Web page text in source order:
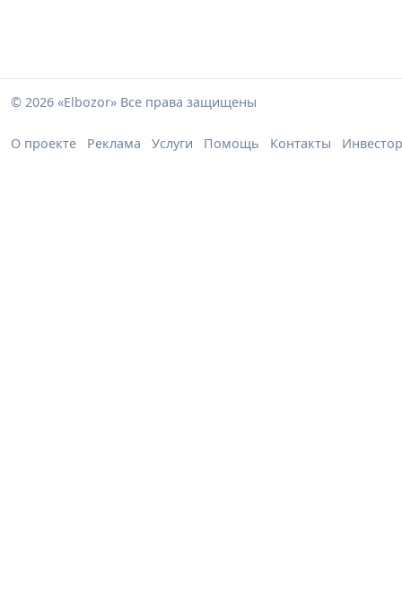
© 2026 «Elbozor» Все права защищены
О проекте Реклама Услуги Помощь Контакты